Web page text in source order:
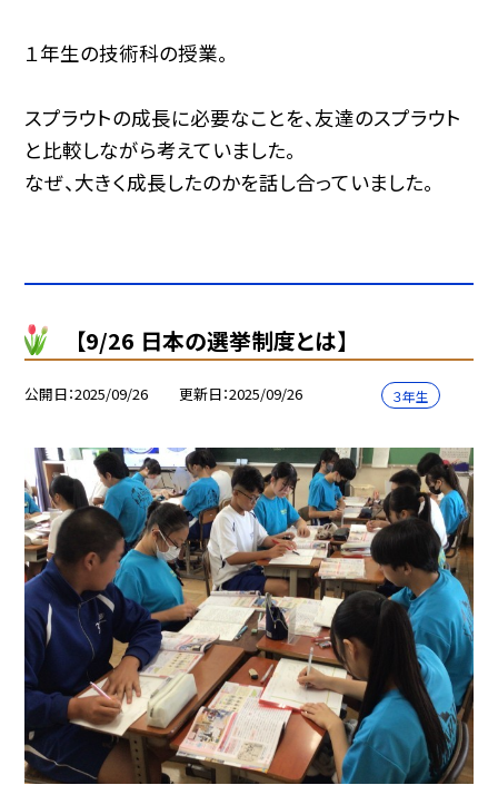
１年生の技術科の授業。
スプラウトの成長に必要なことを、友達のスプラウト
と比較しながら考えていました。
なぜ、大きく成長したのかを話し合っていました。
【9/26 日本の選挙制度とは】
公開日 2025/09/26 更新日 2025/09/26 ３年生